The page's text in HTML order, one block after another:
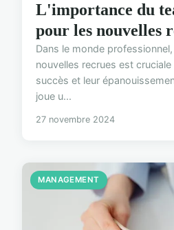
L'importance du
pour les nouvelles
Dans le monde
nouvelles recrues est
succès et leur
joue u...
27 novembre 2024
MANAGEMENT